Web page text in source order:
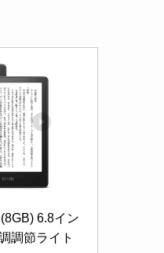
6.8イン
調節ライト